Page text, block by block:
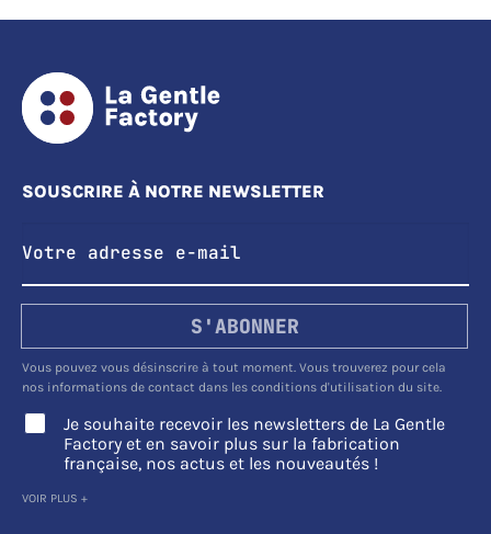
SOUSCRIRE À NOTRE NEWSLETTER
S'ABONNER
Vous pouvez vous désinscrire à tout moment. Vous trouverez pour cela
nos informations de contact dans les conditions d'utilisation du site.
Je souhaite recevoir les newsletters de La Gentle
Factory et en savoir plus sur la fabrication
française, nos actus et les nouveautés !
VOIR PLUS +